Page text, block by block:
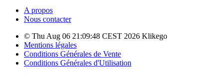
A propos
Nous contacter
© Thu Aug 06 21:09:48 CEST 2026 Klikego
Mentions légales
Conditions Générales de Vente
Conditions Générales d'Utilisation